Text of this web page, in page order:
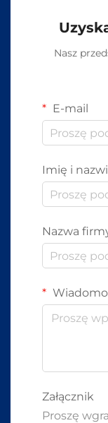
Nasz
E-mail
Imię i
Nazwa
Załącznik
Proszę